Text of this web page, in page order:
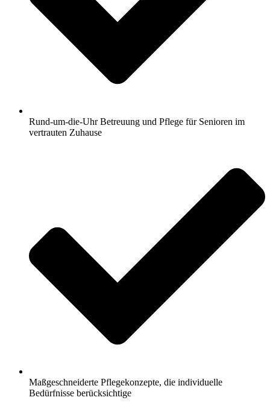
Rund-um-die-Uhr Betreuung und Pflege für Senioren im
vertrauten Zuhause
Maßgeschneiderte Pflegekonzepte, die individuelle
Bedürfnisse berücksichtige